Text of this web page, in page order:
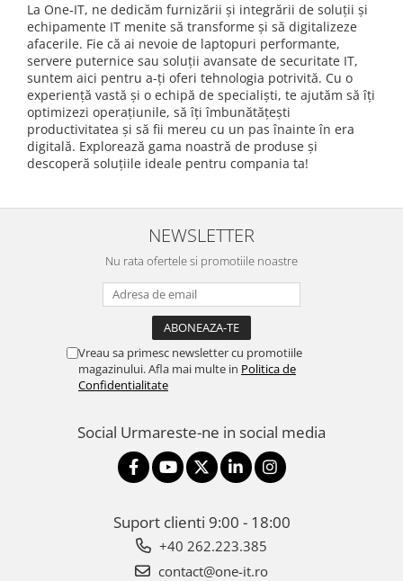
La One-IT, ne dedicăm furnizării și integrării de soluții și
echipamente IT menite să transforme și să digitalizeze
afacerile. Fie că ai nevoie de laptopuri performante,
servere puternice sau soluții avansate de securitate IT,
suntem aici pentru a-ți oferi tehnologia potrivită. Cu o
experiență vastă și o echipă de specialiști, te ajutăm să îți
optimizezi operațiunile, să îți îmbunătățești
productivitatea și să fii mereu cu un pas înainte în era
digitală. Explorează gama noastră de produse și
descoperă soluțiile ideale pentru compania ta!
NEWSLETTER
Nu rata ofertele si promotiile noastre
Vreau sa primesc newsletter cu promotiile
magazinului. Afla mai multe in Politica de
Confidentialitate
Social Urmareste-ne in social media
Suport clienti 9:00 - 18:00
+40 262.223.385
contact@one-it.ro